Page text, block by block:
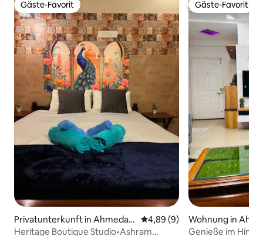
Gäste-Favorit
Gäste-Favorit
Privatunterkunft in Ahmedab
ad
Durchschnittliche
4,89 (9)
Heritage Boutique Studio•Ashram
Gäste-Favorit
Gäste-Favorit
Wohnung in
Genieße im